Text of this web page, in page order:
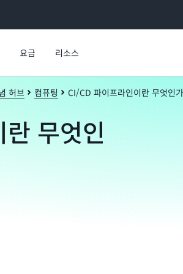
요금 리소스
허브 컴퓨팅 CI/CD 파이프라인이란 무엇인
무엇인